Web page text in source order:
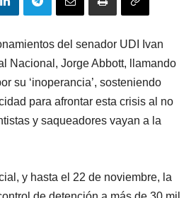
del senador UDI Ivan
Nacional, Jorge Abbott, llamando
su ‘inoperancia’, sosteniendo
para afrontar esta crisis al no
y saqueadores vayan a la
y hasta el 22 de noviembre, la